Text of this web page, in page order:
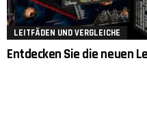
LEITFÄDEN UND VERGLEICHE
Entdecken Sie die neuen